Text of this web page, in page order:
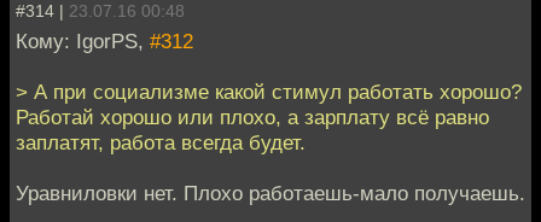
#314 | 23.07.16 00:48
Кому: IgorPS, #312
> А при социализме какой стимул работать хорошо?
Работай хорошо или плохо, а зарплату всё равно
заплатят, работа всегда будет.
Уравниловки нет. Плохо работаешь-мало получаешь.